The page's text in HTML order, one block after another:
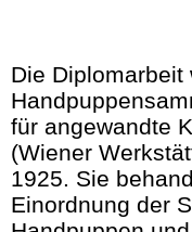
Die
für angewandte
(Wiener
1925. Sie
Einordnung der